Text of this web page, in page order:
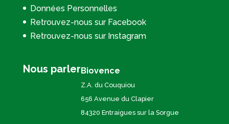
Données Personnelles
Retrouvez-nous sur Facebook
Retrouvez-nous sur Instagram
Nous parlerBiovence
Z.A. du Couquiou
656 Avenue du Clapier
84320 Entraigues sur la Sorgue